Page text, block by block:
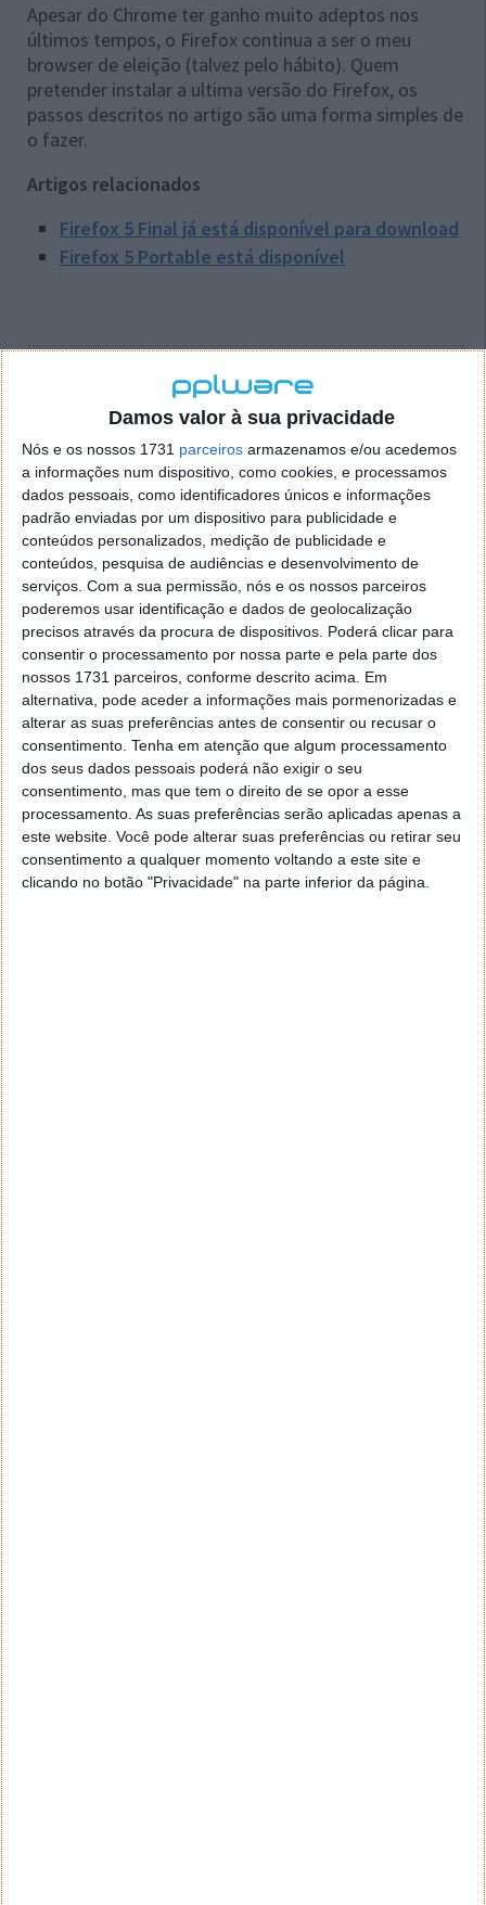
Damos valor à sua privacidade
Nós e os nossos 1731 parceiros armazenamos e/ou acedemos
a informações num dispositivo, como cookies, e processamos
dados pessoais, como identificadores únicos e informações
padrão enviadas por um dispositivo para publicidade e
conteúdos personalizados, medição de publicidade e
conteúdos, pesquisa de audiências e desenvolvimento de
serviços. Com a sua permissão, nós e os nossos parceiros
poderemos usar identificação e dados de geolocalização
precisos através da procura de dispositivos. Poderá clicar para
consentir o processamento por nossa parte e pela parte dos
nossos 1731 parceiros, conforme descrito acima. Em
alternativa, pode aceder a informações mais pormenorizadas e
alterar as suas preferências antes de consentir ou recusar o
consentimento. Tenha em atenção que algum processamento
dos seus dados pessoais poderá não exigir o seu
consentimento, mas que tem o direito de se opor a esse
processamento. As suas preferências serão aplicadas apenas a
este website. Você pode alterar suas preferências ou retirar seu
consentimento a qualquer momento voltando a este site e
clicando no botão "Privacidade" na parte inferior da página.
Apesar do Chrome ter ganho muito adeptos nos
últimos tempos, o Firefox continua a ser o meu
browser de eleição (talvez pelo hábito). Quem
pretender instalar a ultima versão do Firefox, os
passos descritos no artigo são uma forma simples de
o fazer.
Artigos relacionados
Firefox 5 Final já está disponível para download
Firefox 5 Portable está disponível
Acompanhe o Pplware no Google Notícias
Proponha uma correção, faça uma sugestão
Autor:Pedro Pinto
PRÓXIMO ARTIGO
Hackers descobrem falha no site Dev Center da
Apple
ARTIGO ANTERIOR
Vodafone lança aplicação de redes sociais – iPhone,
Android e TV